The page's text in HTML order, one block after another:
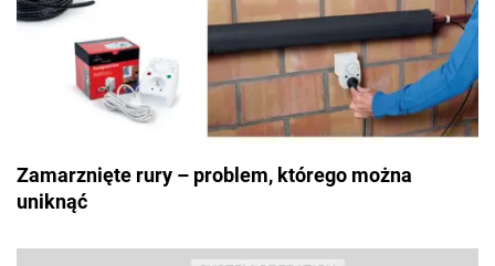
Zamarznięte rury – problem, którego można
uniknąć